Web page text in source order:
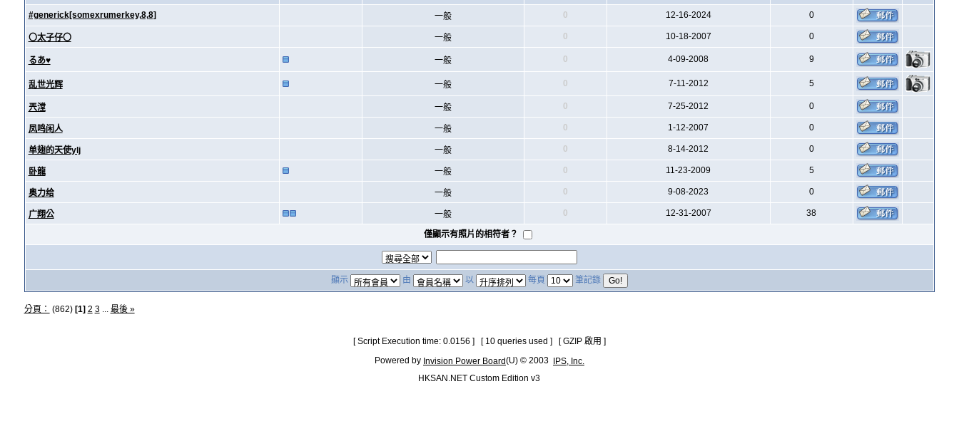
#generick[somexrumerkey,8,8] 一般 0 12-16-2024 0
〇太子仔〇 一般 0 10-18-2007 0
るあ♥ 一般 0 4-09-2008 9
乱世光辉 一般 0 7-11-2012 5
兲漟 一般 0 7-25-2012 0
凤鸣闲人 一般 0 1-12-2007 0
单翅的天使ylj 一般 0 8-14-2012 0
卧龍 一般 0 11-23-2009 5
奥力给 一般 0 9-08-2023 0
广翔公 一般 0 12-31-2007 38
僅顯示有照片的相符者？
顯示 由 以 每頁 筆記錄
分頁： (862) [1] 2 3... 最後 »
[ Script Execution time: 0.0156 ] [ 10 queries used ] [ GZIP 啟用 ]
Powered by Invision Power Board(U) © 2003
IPS, Inc.
HKSAN.NET Custom Edition v3